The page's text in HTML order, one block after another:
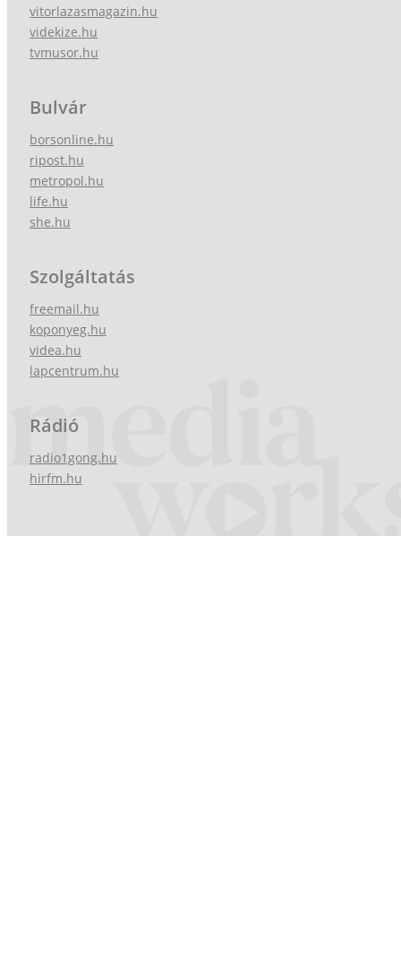
vitorlazasmagazin.hu
videkize.hu
tvmusor.hu
Bulvár
borsonline.hu
ripost.hu
metropol.hu
life.hu
she.hu
Szolgáltatás
freemail.hu
koponyeg.hu
videa.hu
lapcentrum.hu
Rádió
radio1gong.hu
hirfm.hu